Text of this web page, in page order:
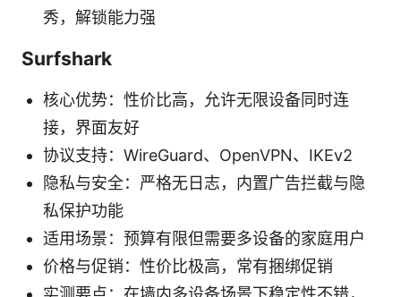
秀，解锁能力强
Surfshark
核心优势：性价比高，允许无限设备同时连
接，界面友好
协议支持：WireGuard、OpenVPN、IKEv2
隐私与安全：严格无日志，内置广告拦截与隐
私保护功能
适用场景：预算有限但需要多设备的家庭用户
价格与促销：性价比极高，常有捆绑促销